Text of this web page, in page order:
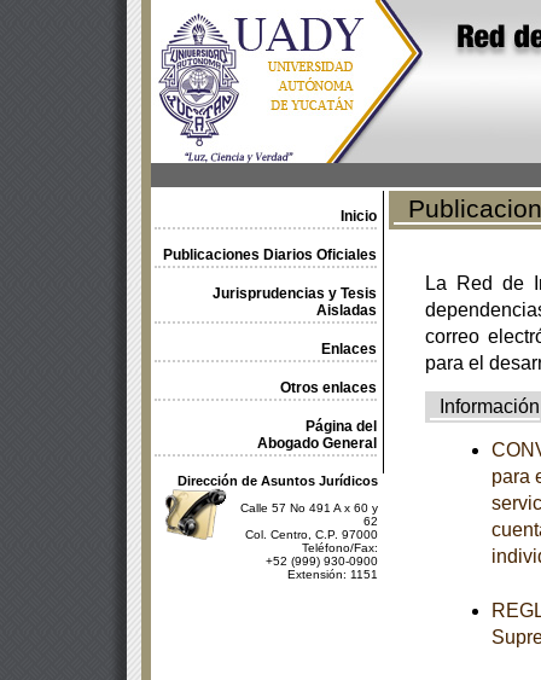
Inicio
Publicaciones Diarios Oficiales
Jurisprudencias y Tesis
Aisladas
Enlaces
Otros enlaces
Página del
Abogado General
Dirección de Asuntos Jurídicos
Calle 57 No 491 A x 60 y
62
Col. Centro, C.P. 97000
Teléfono/Fax:
+52 (999) 930-0900
Extensión: 1151
La Red de
correo
para el
Información
para